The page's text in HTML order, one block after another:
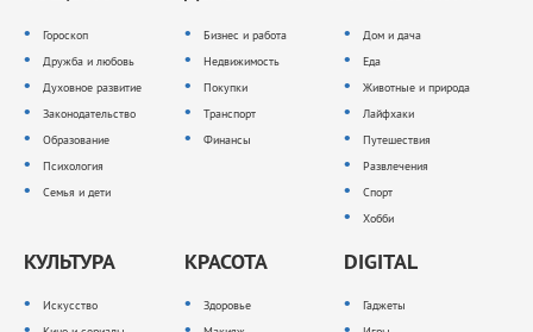
Гороскоп
Дружба и любовь
Духовное развитие
Законодательство
Образование
Психология
Семья и дети
Бизнес и работа
Недвижимость
Покупки
Транспорт
Финансы
Дом и дача
Еда
Животные и природа
Лайфхаки
Путешествия
Развлечения
Спорт
Хобби
КУЛЬТУРА
Искусство
КРАСОТА
Здоровье
DIGITAL
Гаджеты